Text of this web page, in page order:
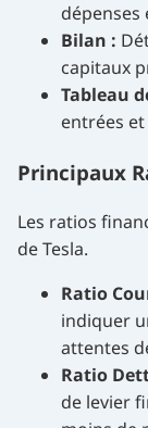
dépenses
Bilan :
capitaux
Tableau
entrées
Principaux
Les ratios
de Tesla.
Ratio
indiquer
attentes
Ratio
de levier